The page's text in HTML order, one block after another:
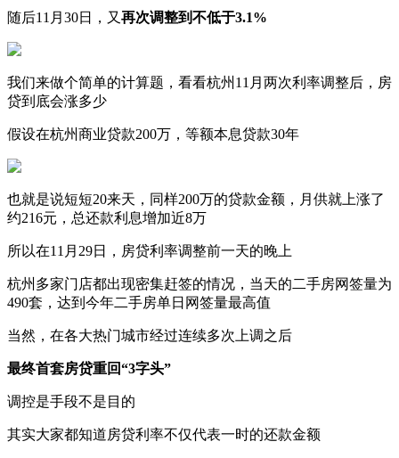
随后11月30日，又 再次调整到不低于3.1%
我们来做个简单的计算题，看看杭州11月两次利率调整后，房
贷到底会涨多少
假设在杭州商业贷款200万，等额本息贷款30年
也就是说短短20来天，同样200万的贷款金额，月供就上涨了
约216元，总还款利息增加近8万
所以在11月29日，房贷利率调整前一天的晚上
杭州多家门店都出现密集赶签的情况，当天的二手房网签量为
490套，达到今年二手房单日网签量最高值
当然，在各大热门城市经过连续多次上调之后
最终首套房贷重回“3字头”
调控是手段不是目的
其实大家都知道房贷利率不仅代表一时的还款金额